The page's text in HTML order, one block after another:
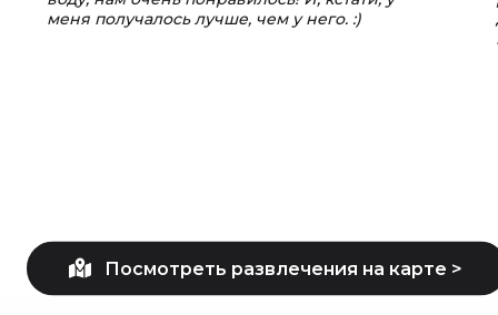
меня получалось лучше, чем у него. :)